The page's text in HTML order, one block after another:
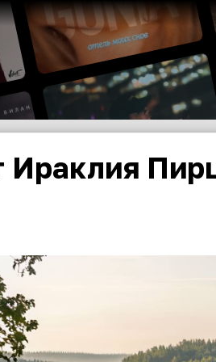
Ираклия